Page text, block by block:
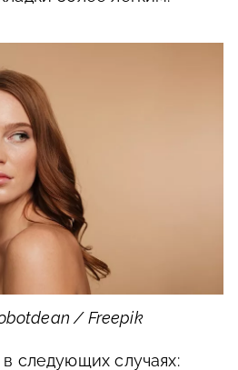
/ Freepik
следующих случаях: